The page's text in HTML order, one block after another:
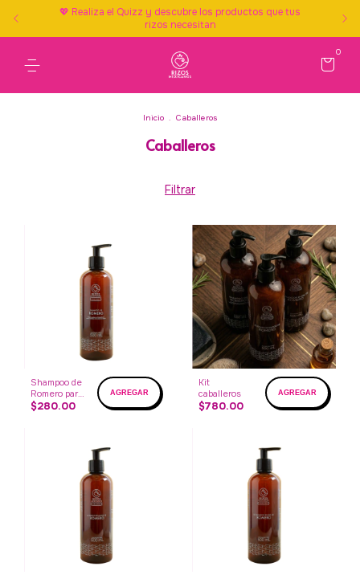
💖 Realiza el Quizz y descubre los productos que tus
rizos necesitan
0
Inicio . Caballeros
Caballeros
Filtrar
Shampoo de
Romero para
hombre
$280.00
Kit
caballeros
$780.00